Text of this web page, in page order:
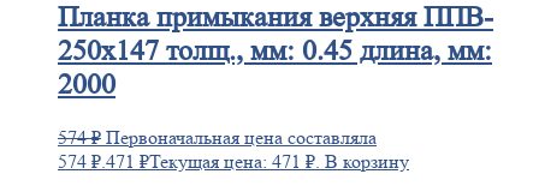
Планкапримыкания верхняя ППВ-
250х147 толщ., мм: 0.45 длина, мм:
2000
574₽ Первоначальная цена составляла
574 ₽.471 ₽Текущая цена: 471 ₽. В корзину